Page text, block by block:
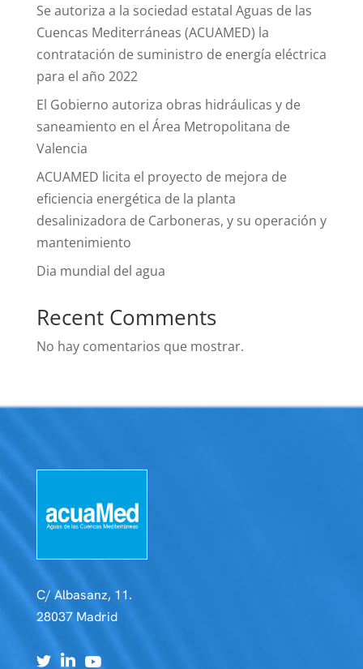
Se autoriza a la sociedad estatal Aguas de las
Cuencas Mediterráneas (ACUAMED) la
contratación de suministro de energía eléctrica
para el año 2022
El Gobierno autoriza obras hidráulicas y de
saneamiento en el Área Metropolitana de
Valencia
ACUAMED licita el proyecto de mejora de
eficiencia energética de la planta
desalinizadora de Carboneras, y su operación y
mantenimiento
Dia mundial del agua
Recent Comments
No hay comentarios que mostrar.
C/ Albasanz, 11.
28037 Madrid